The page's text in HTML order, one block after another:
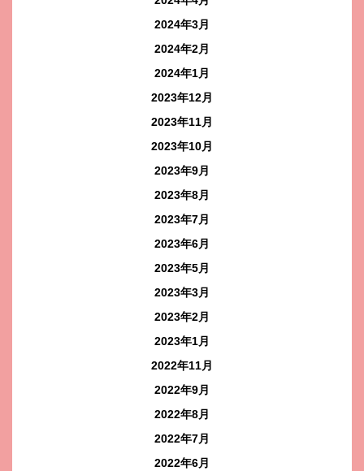
2024年3月
2024年2月
2024年1月
2023年12月
2023年11月
2023年10月
2023年9月
2023年8月
2023年7月
2023年6月
2023年5月
2023年3月
2023年2月
2023年1月
2022年11月
2022年9月
2022年8月
2022年7月
2022年6月